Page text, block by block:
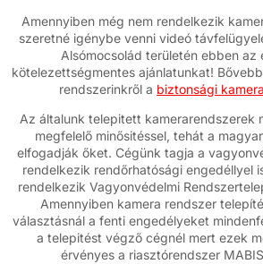
Amennyiben még nem rendelkezik
szeretné igénybe venni videó
Alsómocsolád területén ebben az
kötelezettségmentes ajánlatunkat!
rendszerinkről a biztonsági kamera
Az általunk telepitett kamerarendszerek
megfelelő minősitéssel, tehát a
elfogadják őket. Cégünk tagja a
rendelkezik rendőrhatósági engedéllyel
rendelkezik Vagyonvédelmi
Amennyiben kamera rendszer
választásnál a fenti engedélyeket
a telepitést végző cégnél mert ezek
érvényes a riasztórendszer